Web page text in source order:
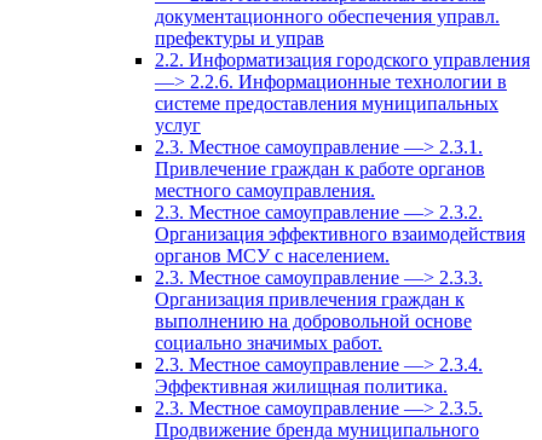
документационного обеспечения управл.
префектуры и управ
2.2. Информатизация городского управления
—> 2.2.6. Информационные технологии в
системе предоставления муниципальных
услуг
2.3. Местное самоуправление —> 2.3.1.
Привлечение граждан к работе органов
местного самоуправления.
2.3. Местное самоуправление —> 2.3.2.
Организация эффективного взаимодействия
органов МСУ с населением.
2.3. Местное самоуправление —> 2.3.3.
Организация привлечения граждан к
выполнению на добровольной основе
социально значимых работ.
2.3. Местное самоуправление —> 2.3.4.
Эффективная жилищная политика.
2.3. Местное самоуправление —> 2.3.5.
Продвижение бренда муниципального